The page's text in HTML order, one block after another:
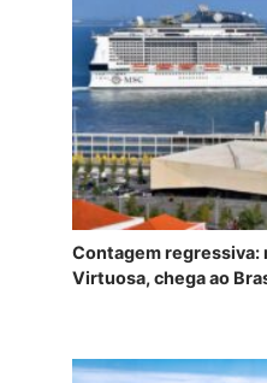
Contagem regressiva:
Virtuosa, chega ao